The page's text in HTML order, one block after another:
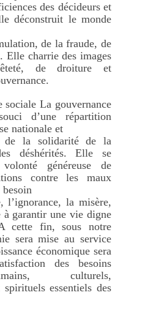
des décideurs et
déconstruit le monde
de la fraude, de
Elle charrie des images
de droiture et
sociale La gouvernance
d’une répartition
nationale et
de la solidarité de la
déshérités. Elle se
généreuse de
contre les maux
besoin
l’ignorance, la misère,
garantir une vie digne
cette fin, sous notre
sera mise au service
économique sera
des besoins
culturels,
essentiels des